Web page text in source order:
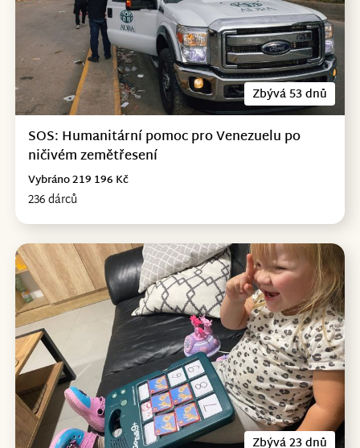
Zbývá 53 dnů
SOS: Humanitární pomoc pro Venezuelu po
ničivém zemětřesení
236 dárců
Vybráno 219 196 Kč
Zbývá 23 dnů